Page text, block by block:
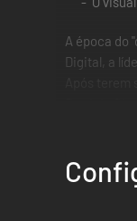
A época do
Digital, a
Patricia
Em um
invadir o
O pacote